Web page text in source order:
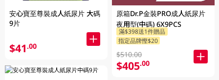
安心寶至尊裝成人紙尿片 大碼
9片
$41.00
原箱Dr.P金裝PRO成人紙尿片
夜用型(中碼) 6X9PCS
滿$398送1件贈品
指定品牌慳$20
$510.00
$405.00